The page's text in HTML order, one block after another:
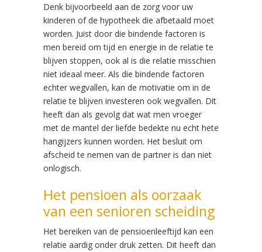
Denk bijvoorbeeld aan de zorg voor uw
kinderen of de hypotheek die afbetaald moet
worden. Juist door die bindende factoren is
men bereid om tijd en energie in de relatie te
blijven stoppen, ook al is die relatie misschien
niet ideaal meer. Als die bindende factoren
echter wegvallen, kan de motivatie om in de
relatie te blijven investeren ook wegvallen. Dit
heeft dan als gevolg dat wat men vroeger
met de mantel der liefde bedekte nu echt hete
hangijzers kunnen worden. Het besluit om
afscheid te nemen van de partner is dan niet
onlogisch.
Het pensioen als oorzaak
van een senioren scheiding
Het bereiken van de pensioenleeftijd kan een
relatie aardig onder druk zetten. Dit heeft dan